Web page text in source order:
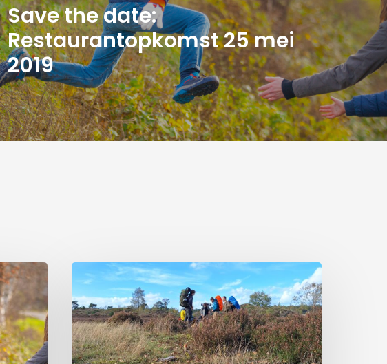
Save the date:
Restaurantopkomst 25 mei
2019